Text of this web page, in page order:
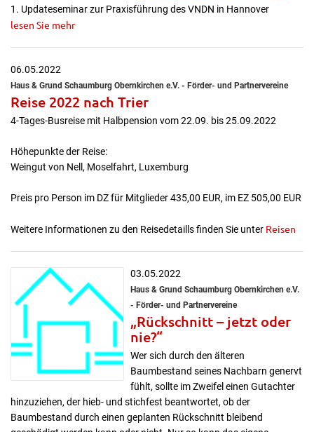
1. Updateseminar zur Praxisführung des VNDN in Hannover
lesen Sie mehr
06.05.2022
Haus & Grund Schaumburg Obernkirchen e.V. - Förder- und Partnervereine
Reise 2022 nach Trier
4-Tages-Busreise mit Halbpension vom 22.09. bis 25.09.2022
Höhepunkte der Reise:
Weingut von Nell, Moselfahrt, Luxemburg
Preis pro Person im DZ für Mitglieder 435,00 EUR, im EZ 505,00 EUR
Weitere Informationen zu den Reisedetaills finden Sie unter Reisen
03.05.2022
Haus & Grund Schaumburg Obernkirchen e.V.
- Förder- und Partnervereine
„Rückschnitt – jetzt oder
nie?“
Wer sich durch den älteren
Baumbestand seines Nachbarn genervt
fühlt, sollte im Zweifel einen Gutachter
hinzuziehen, der hieb- und stichfest beantwortet, ob der
Baumbestand durch einen geplanten Rückschnitt bleibend